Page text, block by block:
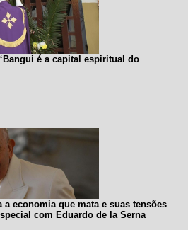
é a capital espiritual do
economia que mata e suas tensões
com Eduardo de la Serna